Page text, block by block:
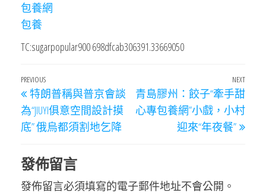
包養網
包養
TC:sugarpopular900 698dfcab306391.33669050
文
章
導
Previous
Post
PREVIOUS
特朗普稱與普京會談
為“JIUYI俱意空間設計摸
底” 俄烏都須割地乞降
Next
NEXT
青島膠州：餃子“牽手甜
心專包養網”小戲，小村
迎來“年夜餐”
發佈留言
發佈留言必須填寫的電子郵件地址不會公開。